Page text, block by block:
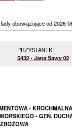
obowiązujące od 2026-
PRZYSTANEK:
5432 - Jana Sawy 02
-
- GEN.